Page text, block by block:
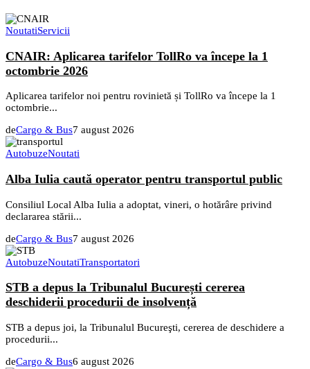
NoutatiServicii
CNAIR: Aplicarea tarifelor TollRo va începe la 1
octombrie 2026
Aplicarea tarifelor noi pentru rovinietă și TollRo va începe la 1
octombrie...
deCargo & Bus7 august 2026
AutobuzeNoutati
Alba Iulia caută operator pentru transportul public
Consiliul Local Alba Iulia a adoptat, vineri, o hotărâre privind
declararea stării...
deCargo & Bus7 august 2026
AutobuzeNoutatiTransportatori
STB a depus la Tribunalul București cererea
deschiderii procedurii de insolvență
STB a depus joi, la Tribunalul Bucureşti, cererea de deschidere a
procedurii...
deCargo & Bus6 august 2026